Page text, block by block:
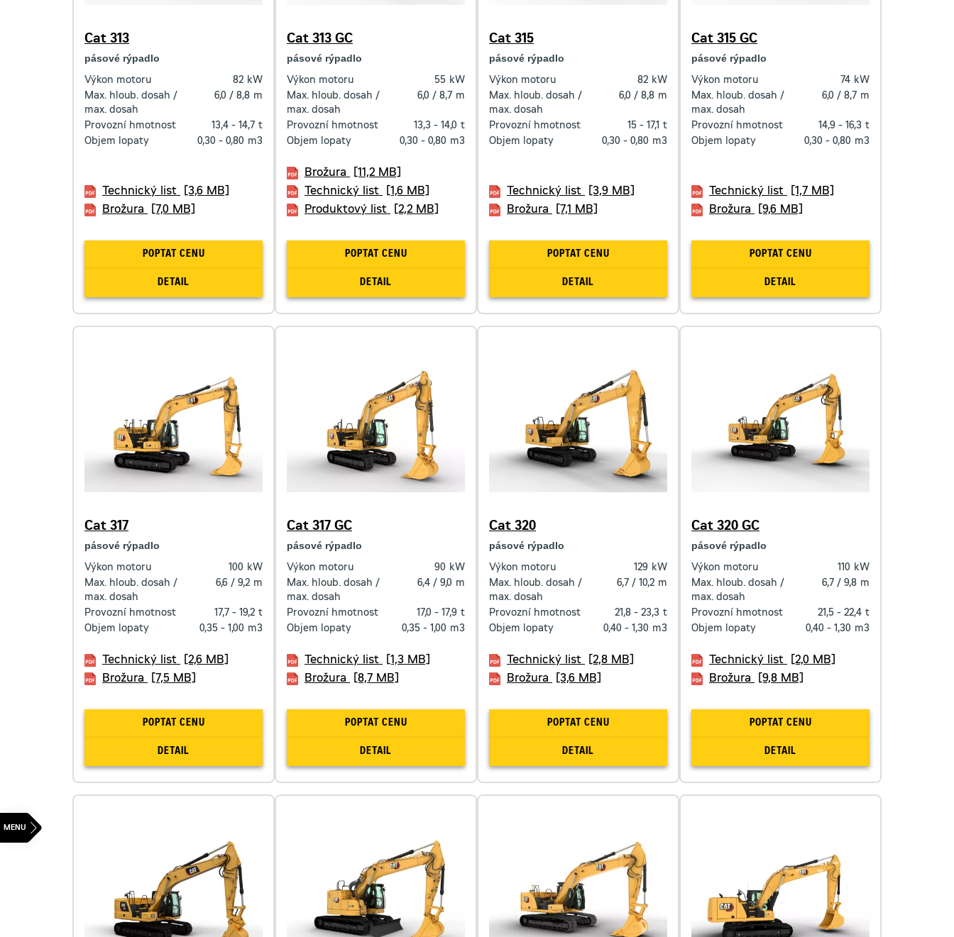
Cat 313
pásové rýpadlo
Výkon motoru 82 kW
Max. hloub. dosah /
max. dosah
6,0 / 8,8 m
Provozní hmotnost 13,4 - 14,7 t
Objem lopaty
0,30 - 0,80 m3
Technický list
[3,6 MB]
Brožura
[7,0 MB]
POPTAT CENU
DETAIL
Cat 313 GC
pásové rýpadlo
Výkon motoru 55 kW
Max. hloub. dosah /
max. dosah
6,0 / 8,7 m
Provozní hmotnost 13,3 - 14,0 t
Objem lopaty
0,30 - 0,80 m3
Brožura
[11,2 MB]
Technický list
[1,6 MB]
Produktový list
[2,2 MB]
POPTAT CENU
DETAIL
Cat 315
pásové rýpadlo
Výkon motoru 82 kW
Max. hloub. dosah /
max. dosah
6,0 / 8,8 m
Provozní hmotnost 15 - 17,1 t
Objem lopaty
0,30 - 0,80 m3
Technický list
[3,9 MB]
Brožura
[7,1 MB]
POPTAT CENU
DETAIL
Cat 315 GC
pásové rýpadlo
Výkon motoru 74 kW
Max. hloub. dosah /
max. dosah
6,0 / 8,7 m
Provozní hmotnost 14,9 - 16,3 t
Objem lopaty
0,30 - 0,80 m3
Technický list
[1,7 MB]
Brožura
[9,6 MB]
POPTAT CENU
DETAIL
Cat 317
pásové rýpadlo
Výkon motoru 100 kW
Max. hloub. dosah /
max. dosah
6,6 / 9,2 m
Provozní hmotnost 17,7 - 19,2 t
Objem lopaty
0,35 - 1,00 m3
Technický list
[2,6 MB]
Brožura
[7,5 MB]
POPTAT CENU
DETAIL
Cat 317 GC
pásové rýpadlo
Výkon motoru 90 kW
Max. hloub. dosah /
max. dosah
6,4 / 9,0 m
Provozní hmotnost 17,0 - 17,9 t
Objem lopaty
0,35 - 1,00 m3
Technický list
[1,3 MB]
Brožura
[8,7 MB]
POPTAT CENU
DETAIL
Cat 320
pásové rýpadlo
Výkon motoru 129 kW
Max. hloub. dosah /
max. dosah
6,7 / 10,2 m
Provozní hmotnost 21,8 - 23,3 t
Objem lopaty
0,40 - 1,30 m3
Technický list
[2,8 MB]
Brožura
[3,6 MB]
POPTAT CENU
DETAIL
Cat 320 GC
pásové rýpadlo
Výkon motoru 110 kW
Max. hloub. dosah /
max. dosah
6,7 / 9,8 m
Provozní hmotnost 21,5 - 22,4 t
Objem lopaty
0,40 - 1,30 m3
Technický list
[2,0 MB]
Brožura
[9,8 MB]
POPTAT CENU
DETAIL